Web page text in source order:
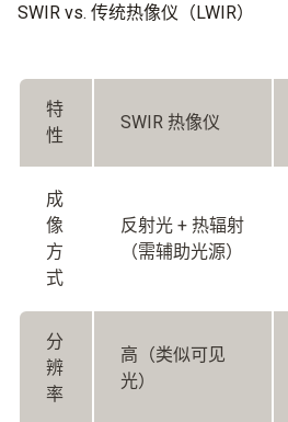
SWIR vs. 传统热像仪（LWIR）
特
性
SWIR 热像仪
成
像
方
式
反射光 + 热辐射
（需辅助光源）
分
辨
率
高（类似可见
光）